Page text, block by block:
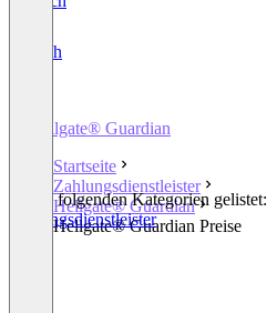
English
Hellgate® Guardian
Startseite
Zahlungsdienstleister
Hellgate® Guardian
Hellgate® Guardian Preise
In den folgenden Kategorien gelistet:
Zahlungsdienstleister